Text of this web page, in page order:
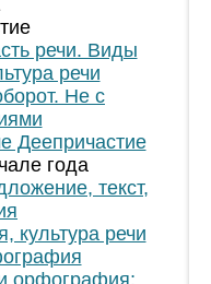
речи. Виды
речи
Не с
Деепричастие
года
текст,
культура речи
орфография;